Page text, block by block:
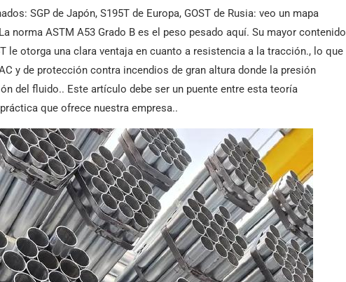
SGP de Japón, S195T de Europa, GOST de Rusia: veo un mapa
norma ASTM A53 Grado B es el peso pesado aquí. Su mayor contenido
le otorga una clara ventaja en cuanto a resistencia a la tracción., lo que
y de protección contra incendios de gran altura donde la presión
del fluido.. Este artículo debe ser un puente entre esta teoría
que ofrece nuestra empresa..